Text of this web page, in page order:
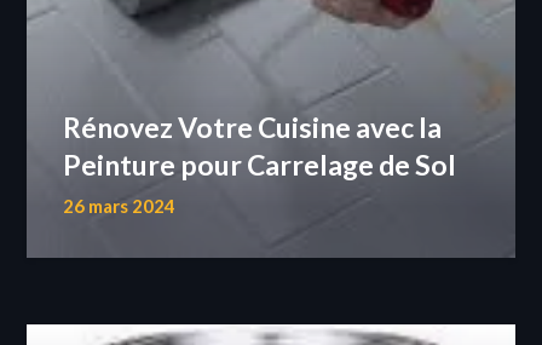
Rénovez Votre Cuisine avec la
Peinture pour Carrelage de Sol
26 mars 2024